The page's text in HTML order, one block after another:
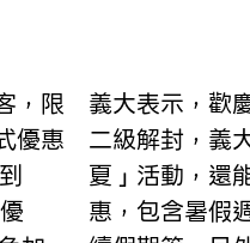
優惠
義大表示，歡
二級解封，義
夏」活動，還
惠，包含暑假